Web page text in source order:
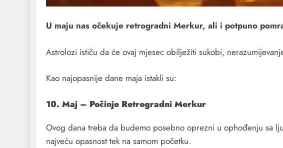
U maju nas očekuje retrogradni Merkur, ali i potpuno
Astrolozi ističu da će ovaj mjesec obilježiti sukobi,
Kao najopasnije dane maja istakli su:
10. Maj – Počinje Retrogradni Merkur
Ovog dana treba da budemo posebno oprezni u ophođenju sa
najveću opasnost tek na samom početku.